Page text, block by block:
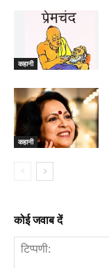
कहानी
कहानी
कोई जवाब दें